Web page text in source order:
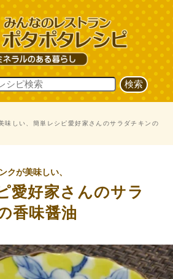
味しい、簡単レシピ愛好家さんのサラダチキンの
クが美味しい、
愛好家さんのサラ
香味醤油